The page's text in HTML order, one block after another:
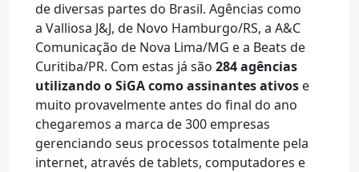
de diversas partes do Brasil. Agências como
a Valliosa J&J, de Novo Hamburgo/RS, a A&C
Comunicação de Nova Lima/MG e a Beats de
Curitiba/PR. Com estas já são 284 agências
utilizando o SiGA como assinantes ativos e
muito provavelmente antes do final do ano
chegaremos a marca de 300 empresas
gerenciando seus processos totalmente pela
internet, através de tablets, computadores e